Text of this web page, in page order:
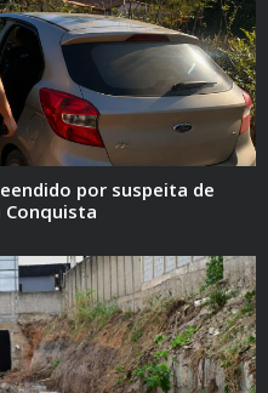
por suspeita de